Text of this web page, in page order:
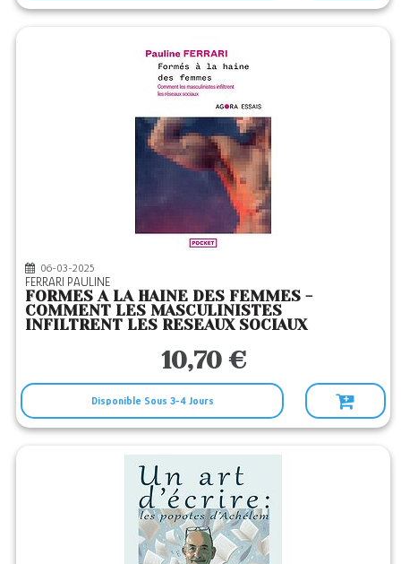
06-03-2025
FERRARI PAULINE
FORMES A LA HAINE DES FEMMES -
COMMENT LES MASCULINISTES
INFILTRENT LES RESEAUX SOCIAUX
10,70 €
Disponible Sous 3-4 Jours